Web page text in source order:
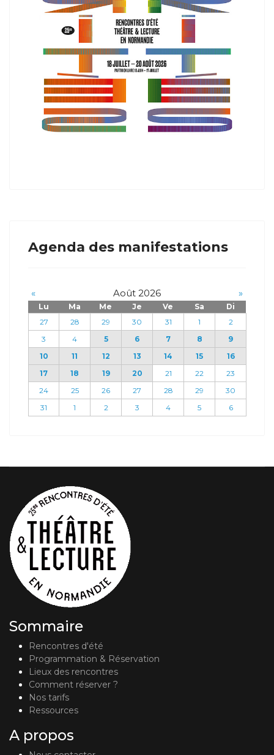
Agenda des manifestations
« Août 2026 »
Lu Ma Me Je Ve Sa
Di
27
28 29 30 31 1
2
3
4 5 6 7 8
9
10
11 12 13 14 15
16
17
18 19 20 21 22
23
24
25 26 27 28 29
30
31
1 2 3 4 5 6
Sommaire
Rencontres d'été
Programmation & Réservation
Lieux des rencontres
Comment réserver ?
Nos tarifs
Ressources
A propos